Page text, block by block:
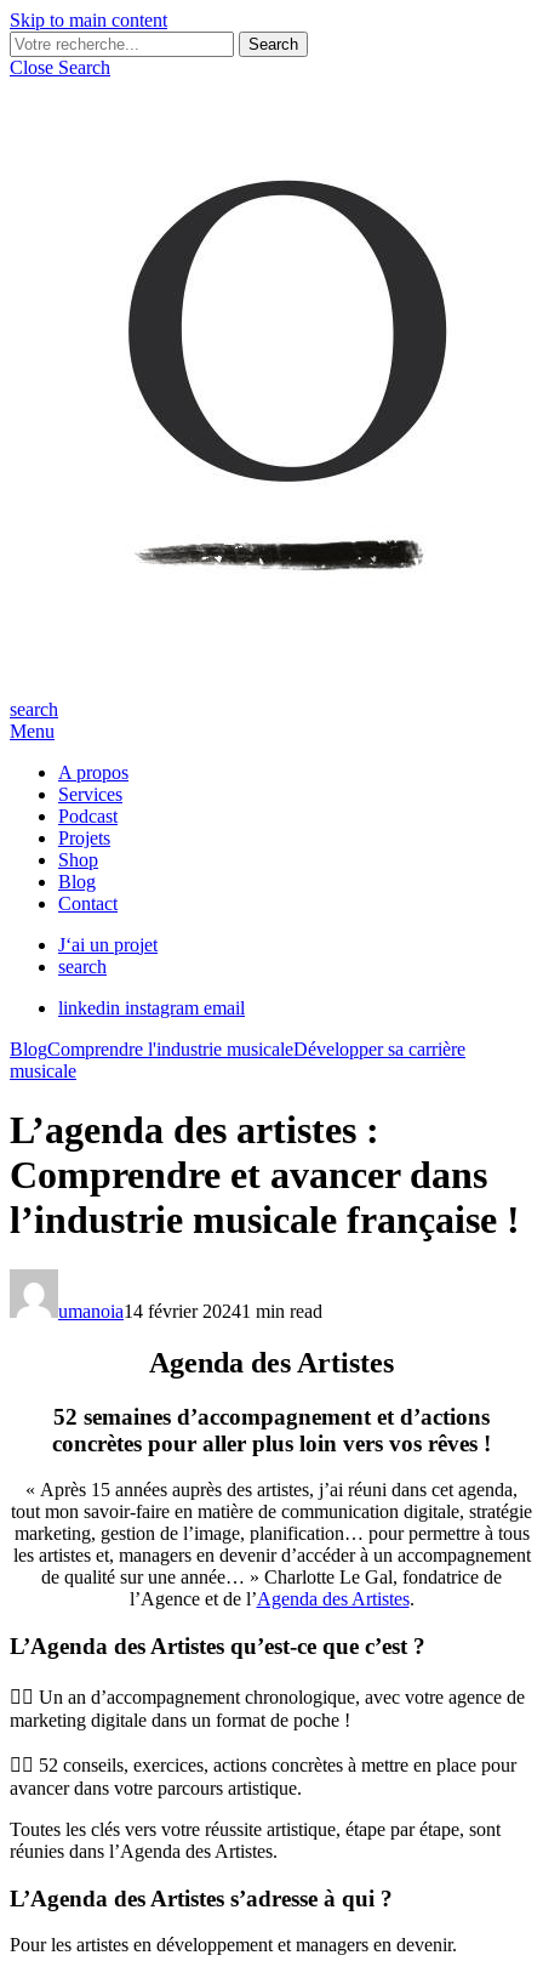
Skip to main content
Search
Close Search
search
Menu
A propos
Services
Podcast
Projets
Shop
Blog
Contact
J‘ai un projet
search
linkedin instagram email
BlogComprendre l'industrie musicaleDévelopper sa carrière
musicale
L’agenda des artistes :
Comprendre et avancer dans
l’industrie musicale française !
umanoia14 février 20241 min read
Agenda des Artistes
52 semaines d’accompagnement et d’actions
concrètes pour aller plus loin vers vos rêves !
« Après 15 années auprès des artistes, j’ai réuni dans cet agenda,
tout mon savoir-faire en matière de communication digitale, stratégie
marketing, gestion de l’image, planification… pour permettre à tous
les artistes et, managers en devenir d’accéder à un accompagnement
de qualité sur une année… » Charlotte Le Gal, fondatrice de
l’Agence et de l’Agenda des Artistes.
L’Agenda des Artistes qu’est-ce que c’est ?
👉🏼 Un an d’accompagnement chronologique, avec votre agence de
marketing digitale dans un format de poche !
👉🏼 52 conseils, exercices, actions concrètes à mettre en place pour
avancer dans votre parcours artistique.
Toutes les clés vers votre réussite artistique, étape par étape, sont
réunies dans l’Agenda des Artistes.
L’Agenda des Artistes s’adresse à qui ?
Pour les artistes en développement et managers en devenir.